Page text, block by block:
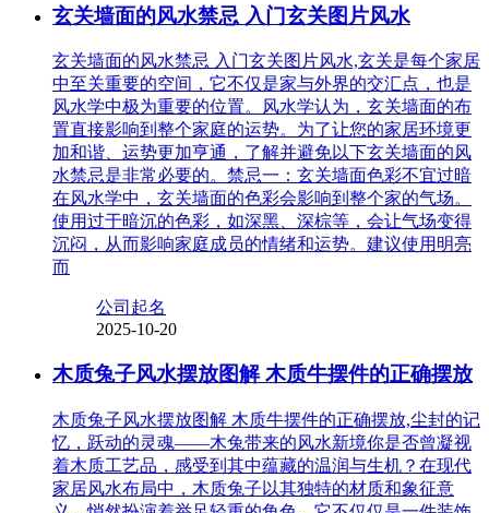
玄关墙面的风水禁忌 入门玄关图片风水
玄关墙面的风水禁忌 入门玄关图片风水,玄关是每个家居
中至关重要的空间，它不仅是家与外界的交汇点，也是
风水学中极为重要的位置。风水学认为，玄关墙面的布
置直接影响到整个家庭的运势。为了让您的家居环境更
加和谐、运势更加亨通，了解并避免以下玄关墙面的风
水禁忌是非常必要的。禁忌一：玄关墙面色彩不宜过暗
在风水学中，玄关墙面的色彩会影响到整个家的气场。
使用过于暗沉的色彩，如深黑、深棕等，会让气场变得
沉闷，从而影响家庭成员的情绪和运势。建议使用明亮
而
公司起名
2025-10-20
木质兔子风水摆放图解 木质牛摆件的正确摆放
木质兔子风水摆放图解 木质牛摆件的正确摆放,尘封的记
忆，跃动的灵魂——木兔带来的风水新境你是否曾凝视
着木质工艺品，感受到其中蕴藏的温润与生机？在现代
家居风水布局中，木质兔子以其独特的材质和象征意